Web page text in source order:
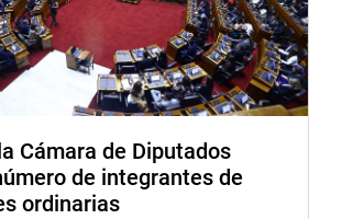
Cámara de Diputados
de integrantes de
ordinarias